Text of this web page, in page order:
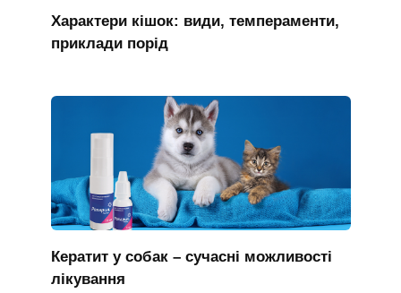
Характери кішок: види, темпераменти,
приклади порід
Кератит у собак – сучасні можливості
лікування